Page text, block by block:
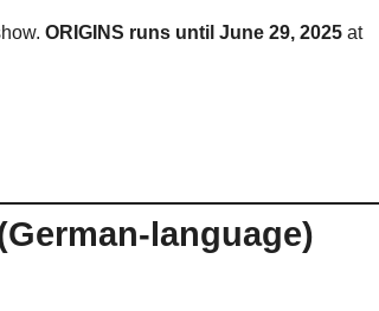
ORIGINS runs until June 29, 2025 at
language)